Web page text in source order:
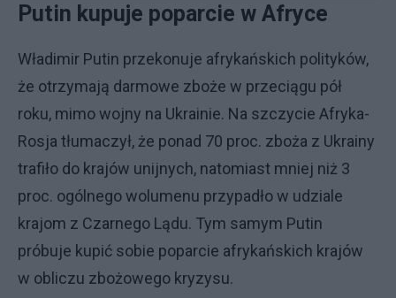
Putin kupuje poparcie w Afryce
Władimir Putin przekonuje afrykańskich polityków,
że otrzymają darmowe zboże w przeciągu pół
roku, mimo wojny na Ukrainie. Na szczycie Afryka-
Rosja tłumaczył, że ponad 70 proc. zboża z Ukrainy
trafiło do krajów unijnych, natomiast mniej niż 3
proc. ogólnego wolumenu przypadło w udziale
krajom z Czarnego Lądu. Tym samym Putin
próbuje kupić sobie poparcie afrykańskich krajów
w obliczu zbożowego kryzysu.